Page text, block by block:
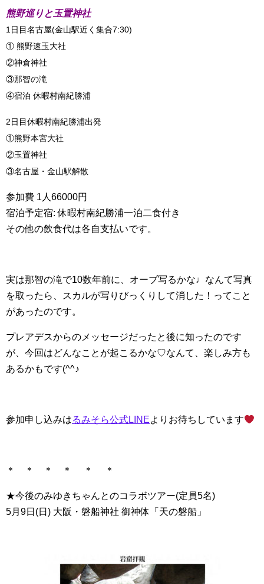
熊野巡りと玉置神社
1日目名古屋(金山駅近く集合7:30)
① 熊野速玉大社
②神倉神社
③那智の滝
④宿泊 休暇村南紀勝浦
2日目休暇村南紀勝浦出発
①熊野本宮大社
②玉置神社
③名古屋・金山駅解散
参加費 1人66000円
宿泊予定宿: 休暇村南紀勝浦一泊二食付き
その他の飲食代は各自支払いです。
実は那智の滝で10数年前に、オーブ写るかな♩なんて写真
を取ったら、スカルが写りびっくりして消した！ってこと
があったのです。
プレアデスからのメッセージだったと後に知ったのです
が、今回はどんなことが起こるかな♡なんて、楽しみ方も
あるかもです(^^♪
参加申し込みはるみそら公式LINEよりお待ちしています
＊ ＊ ＊ ＊ ＊ ＊
★今後のみゆきちゃんとのコラボツアー(定員5名)
5月9日(日) 大阪・磐船神社 御神体「天の磐船」